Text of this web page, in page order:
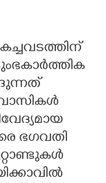
ഭഗവതി